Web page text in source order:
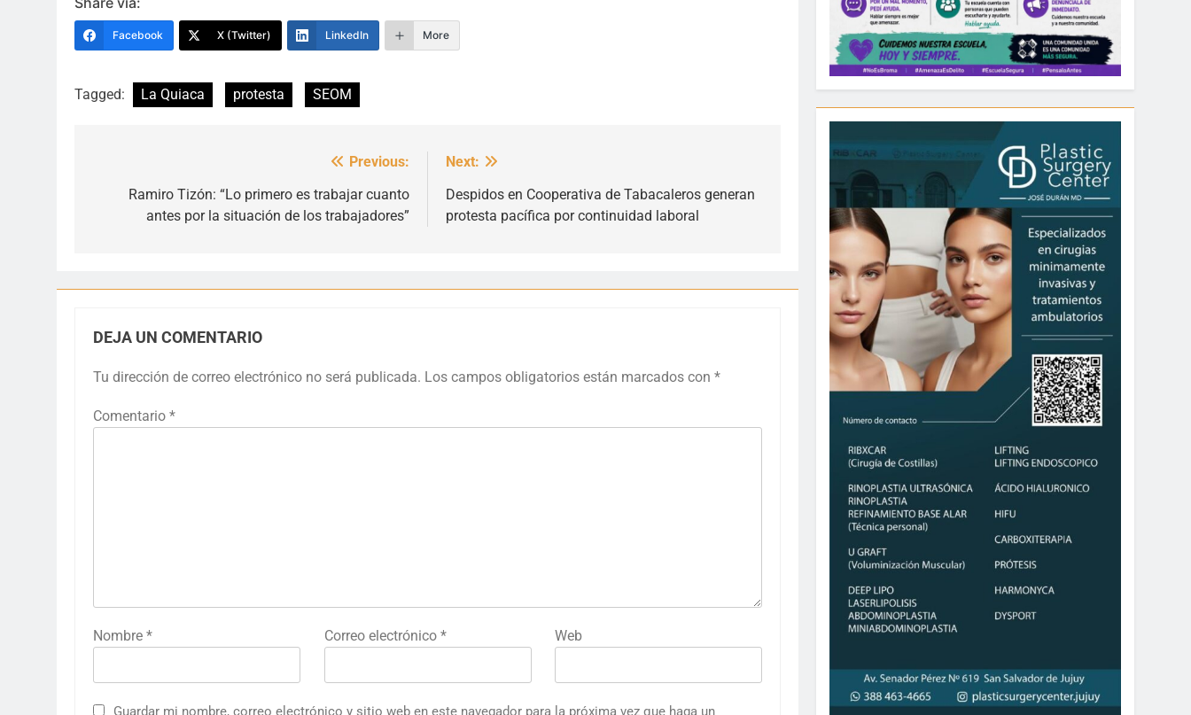
Facebook X (Twitter) LinkedIn More
Tagged: La Quiaca protesta SEOM
Previous:
Ramiro Tizón: “Lo primero es trabajar cuanto
antes por la situación de los trabajadores”
Next:
Despidos en Cooperativa de Tabacaleros generan
protesta pacífica por continuidad laboral
DEJA UN COMENTARIO
Tu dirección de correo electrónico no será publicada. Los campos obligatorios están marcados con *
Comentario *
Nombre * Correo electrónico * Web
Guardar mi nombre, correo electrónico y sitio web en este navegador para la próxima vez que haga un